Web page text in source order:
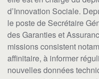
d’Innovation Sociale.
le poste de Secrétaire
des Garanties et
missions consistent
affinitaire, à informer
nouvelles données